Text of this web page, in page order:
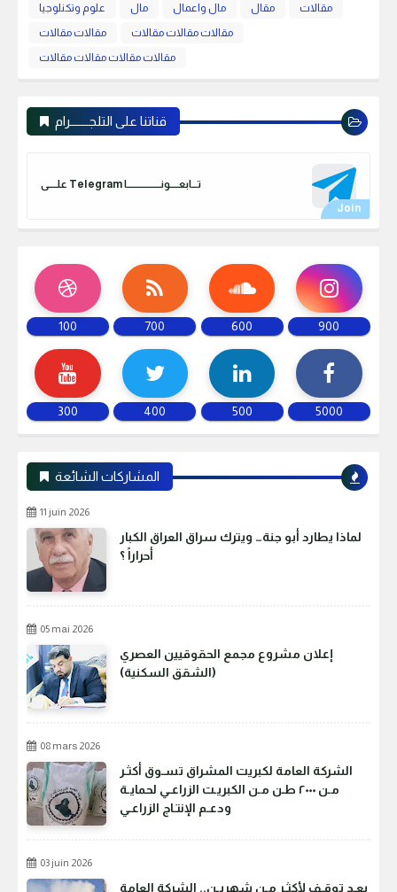
علوم وتكنلوجيا
مال مال واعمال مقال
مقالات
مقالات مقالات
مقالات مقالات مقالات
مقالات مقالات مقالات مقالات
قناتنا على التلجـــــــرام
علـــــى Telegram تـــابعـــــونـــــــــــــــــــا
100 700 600 900
300 400 500 5000
المشاركات الشائعة
11 juin 2026
لماذا يطارد أبو جنة… ويترك سراق العراق الكبار
أحراراً ؟
05 mai 2026
إعلان مشروع مجمع الحقوقيين العصري
(الشقق السكنية)
08 mars 2026
الشركة العامة لكبريت المشراق تسـوق أكثـر
مـن ٢٠٠٠ طـن مـن الكبريـت الزراعـي لحمايـة
ودعـم الإنتـاج الزراعـي
03 juin 2026
بعـد توقـف لأكثـر مـن شهريـن.. الشركة العامة